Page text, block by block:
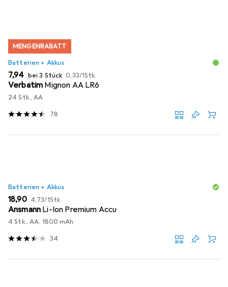
MENGENRABATT
Batterien + Akkus
EUR
7,94 bei 3 Stück EUR
0,33/1Stk.
Verbatim Mignon AA LR6
24 Stk., AA
78
Batterien + Akkus
EUR
18,90 EUR
4,73/1Stk.
Ansmann Li-Ion Premium Accu
4 Stk., AA, 1800 mAh
34